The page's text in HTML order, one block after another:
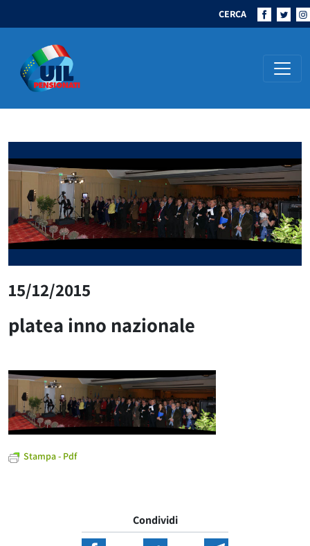
CERCA
Navigazione principale
15/12/2015
platea inno nazionale
Stampa - Pdf
Condividi